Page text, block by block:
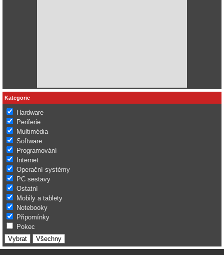
Kategorie
Hardware
Periferie
Multimédia
Software
Programování
Internet
Operační systémy
PC sestavy
Ostatní
Mobily a tablety
Notebooky
Připomínky
Pokec